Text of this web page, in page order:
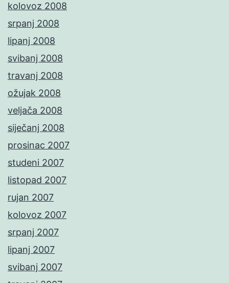
kolovoz 2008
srpanj 2008
lipanj 2008
svibanj 2008
travanj 2008
ožujak 2008
veljača 2008
siječanj 2008
prosinac 2007
studeni 2007
listopad 2007
rujan 2007
kolovoz 2007
srpanj 2007
lipanj 2007
svibanj 2007